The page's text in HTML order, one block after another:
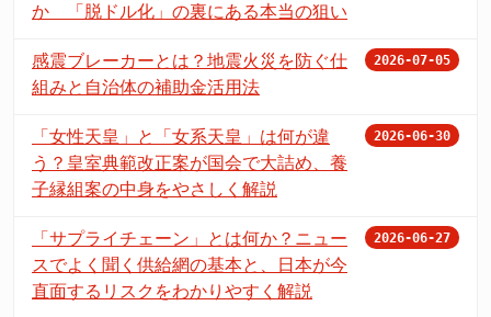
か 「脱ドル化」の裏にある本当の狙い
感震ブレーカーとは？地震火災を防ぐ仕
組みと自治体の補助金活用法
2026-07-05
「女性天皇」と「女系天皇」は何が違
う？皇室典範改正案が国会で大詰め、養
子縁組案の中身をやさしく解説
2026-06-30
「サプライチェーン」とは何か？ニュー
スでよく聞く供給網の基本と、日本が今
直面するリスクをわかりやすく解説
2026-06-27